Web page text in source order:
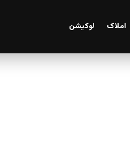
املاک لوکیشن